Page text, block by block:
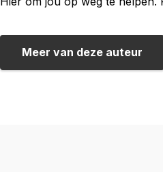
Meer van deze auteur